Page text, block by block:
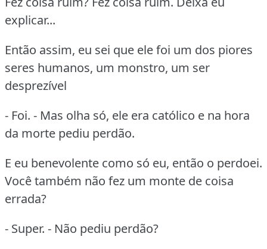
explicar...
Então assim, eu sei que ele foi um dos piores
seres humanos, um monstro, um ser
desprezível
- Foi. - Mas olha só, ele era católico e na hora
da morte pediu perdão.
E eu benevolente como só eu, então o perdoei.
Você também não fez um monte de coisa
errada?
- Super. - Não pediu perdão?